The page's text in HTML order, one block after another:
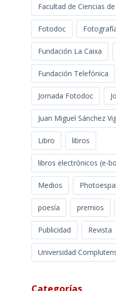
Facultad de Ciencias
Fotodoc
Fundación La Caixa
Fundación Telefónica
Jornada Fotodoc
Juan Miguel Sánchez
Libro libros
libros electrónicos (e-
Medios
poesía premios
Publicidad Revista
Universidad
Categorías